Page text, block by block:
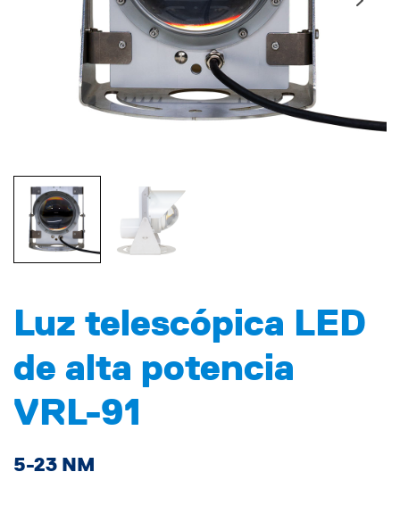
Luz telescópica LED
de alta potencia
VRL-91
5-23 NM